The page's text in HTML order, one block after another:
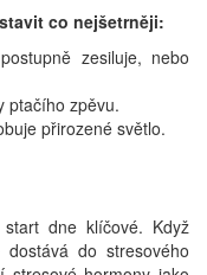
co nejšetrněji:
zesiluje, nebo
ptačího zpěvu.
přirozené světlo.
dne klíčové. Když
do stresového